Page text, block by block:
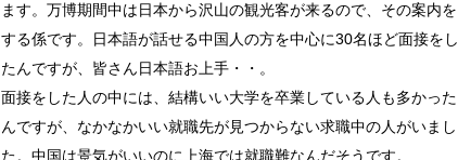
ます。万博期間中は日本から沢山の観光客が来るので、その案内を
する係です。日本語が話せる中国人の方を中心に30名ほど面接をし
たんですが、皆さん日本語お上手・・。
面接をした人の中には、結構いい大学を卒業している人も多かった
んですが、なかなかいい就職先が見つからない求職中の人がいまし
た。中国は景気がいいのに上海では就職難なんだそうです。